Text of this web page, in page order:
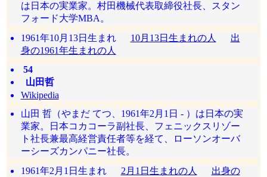
は日本の実業家。村田機械代表取締役社長、スタン
フォード大学MBA。
1961年10月13日生まれ 10月13日生まれの人
出
身の1961年生まれの人
54
山田哲
Wikipedia
山田 哲（やまだ てつ、1961年2月1日 - ）は日本の実
業家。日本コカコーラ副社長、フェニックスリゾー
ト社長兼最高経営責任者等を経て、ローソンオーバ
ーシーズカンパニー社長。
1961年2月1日生まれ 2月1日生まれの人
出身の